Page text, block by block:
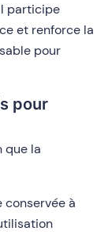
participe
et renforce la
pour
pour
que la
à